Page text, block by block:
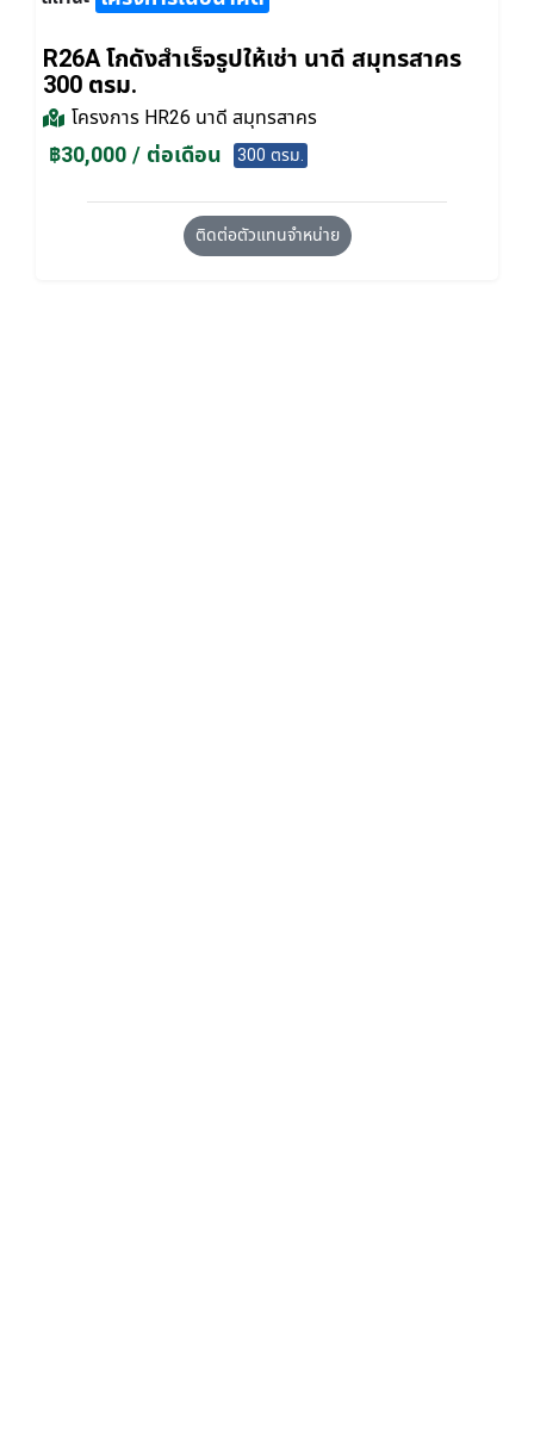
R26A โกดังสำเร็จรูปให้เช่า นาดี สมุทรสาคร
300 ตรม.
โครงการ HR26 นาดี สมุทรสาคร
฿30,000 / ต่อเดือน 300 ตรม.
ติดต่อตัวแทนจำหน่าย